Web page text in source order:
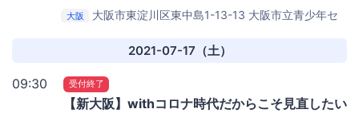
大阪 大阪市東淀川区東中島1-13-13 大阪市立青少年セ
2021-07-17（土）
09:30 受付終了
【新大阪】withコロナ時代だからこそ見直したい